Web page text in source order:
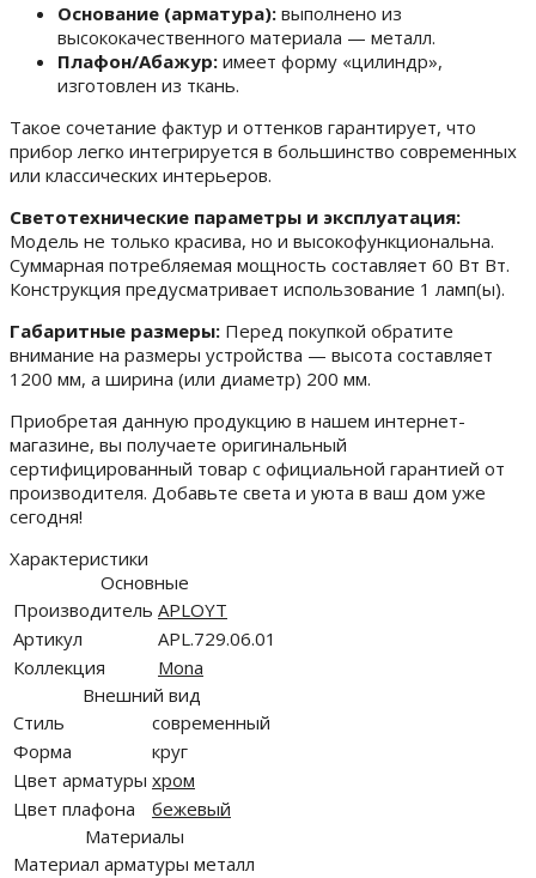
Основание (арматура): выполнено из
высококачественного материала — металл.
Плафон/Абажур: имеет форму «цилиндр»,
изготовлен из ткань.
Такое сочетание фактур и оттенков гарантирует, что
прибор легко интегрируется в большинство современных
или классических интерьеров.
Светотехнические параметры и эксплуатация:
Модель не только красива, но и высокофункциональна.
Суммарная потребляемая мощность составляет 60 Вт Вт.
Конструкция предусматривает использование 1 ламп(ы).
Габаритные размеры: Перед покупкой обратите
внимание на размеры устройства — высота составляет
1200 мм, а ширина (или диаметр) 200 мм.
Приобретая данную продукцию в нашем интернет-
магазине, вы получаете оригинальный
сертифицированный товар с официальной гарантией от
производителя. Добавьте света и уюта в ваш дом уже
сегодня!
Характеристики
Основные
Производитель APLOYT
Артикул
APL.729.06.01
Коллекция
Mona
Внешний вид
Стиль
современный
Форма
круг
Цвет арматуры хром
Цвет плафона
бежевый
Материалы
Материал арматуры металл